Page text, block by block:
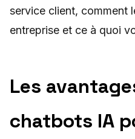
service client, comment
entreprise et ce à quoi
Les
chatbots IA